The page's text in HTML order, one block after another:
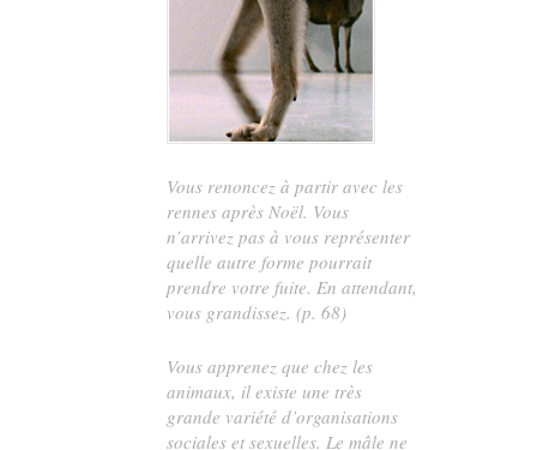
Vous renoncez à partir avec les
rennes après Noël. Vous
n’arrivez pas à vous représenter
quelle autre forme pourrait
prendre votre fuite. En attendant,
vous grandissez. (p. 68)
Vous apprenez que chez les
animaux, il existe une très
grande variété d’organisations
sociales et sexuelles. Le mâle ne